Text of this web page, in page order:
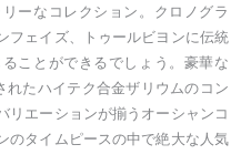
ーなコレクション。クロノグラ
フェイズ、トゥールビヨンに伝統
ことができるでしょう。豪華な
れたハイテク合金ザリウムのコン
リエーションが揃うオーシャンコ
のタイムピースの中で絶大な人気